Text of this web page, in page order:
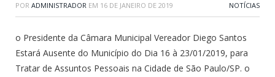
POR ADMINISTRADOR EM 16 DE JANEIRO DE 2019 NOTÍCIAS
o Presidente da Câmara Municipal Vereador Diego Santos
Estará Ausente do Município do Dia 16 à 23/01/2019, para
Tratar de Assuntos Pessoais na Cidade de São Paulo/SP. o